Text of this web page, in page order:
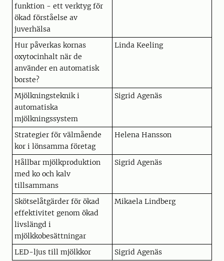
funktion - ett verktyg för
ökad förståelse av
juverhälsa
Hur påverkas kornas
oxytocinhalt när de
använder en automatisk
borste?
Linda Keeling
Mjölkningsteknik i
automatiska
mjölkningssystem
Sigrid Agenäs
Strategier för välmående
kor i lönsamma företag
Helena Hansson
Hållbar mjölkproduktion
med ko och kalv
tillsammans
Sigrid Agenäs
Skötselåtgärder för ökad
effektivitet genom ökad
livslängd i
mjölkkobesättningar
Mikaela Lindberg
LED-ljus till mjölkkor Sigrid Agenäs